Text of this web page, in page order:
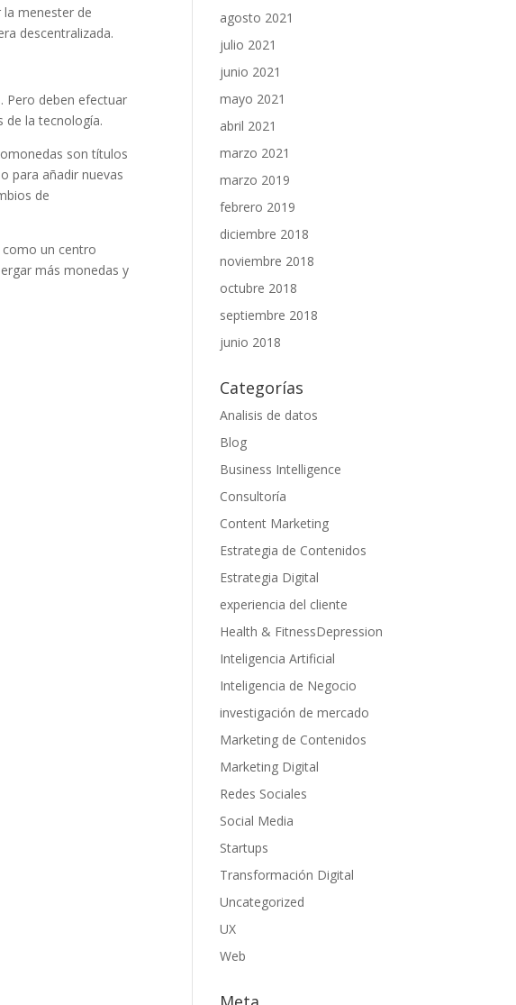
menester de
descentralizada.
Pero deben efectuar
de la tecnología.
son títulos
para añadir nuevas
de
como un centro
más monedas y
agosto 2021
julio 2021
junio 2021
mayo 2021
abril 2021
marzo 2021
marzo 2019
febrero 2019
diciembre 2018
noviembre 2018
octubre 2018
septiembre 2018
junio 2018
Categorías
Analisis de datos
Blog
Business Intelligence
Consultoría
Content Marketing
Estrategia de Contenidos
Estrategia Digital
experiencia del cliente
Health & FitnessDepression
Inteligencia Artificial
Inteligencia de Negocio
investigación de mercado
Marketing de Contenidos
Marketing Digital
Redes Sociales
Social Media
Startups
Transformación Digital
Uncategorized
UX
Web